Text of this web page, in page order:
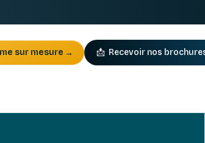
sur mesure → 📩 Recevoir nos